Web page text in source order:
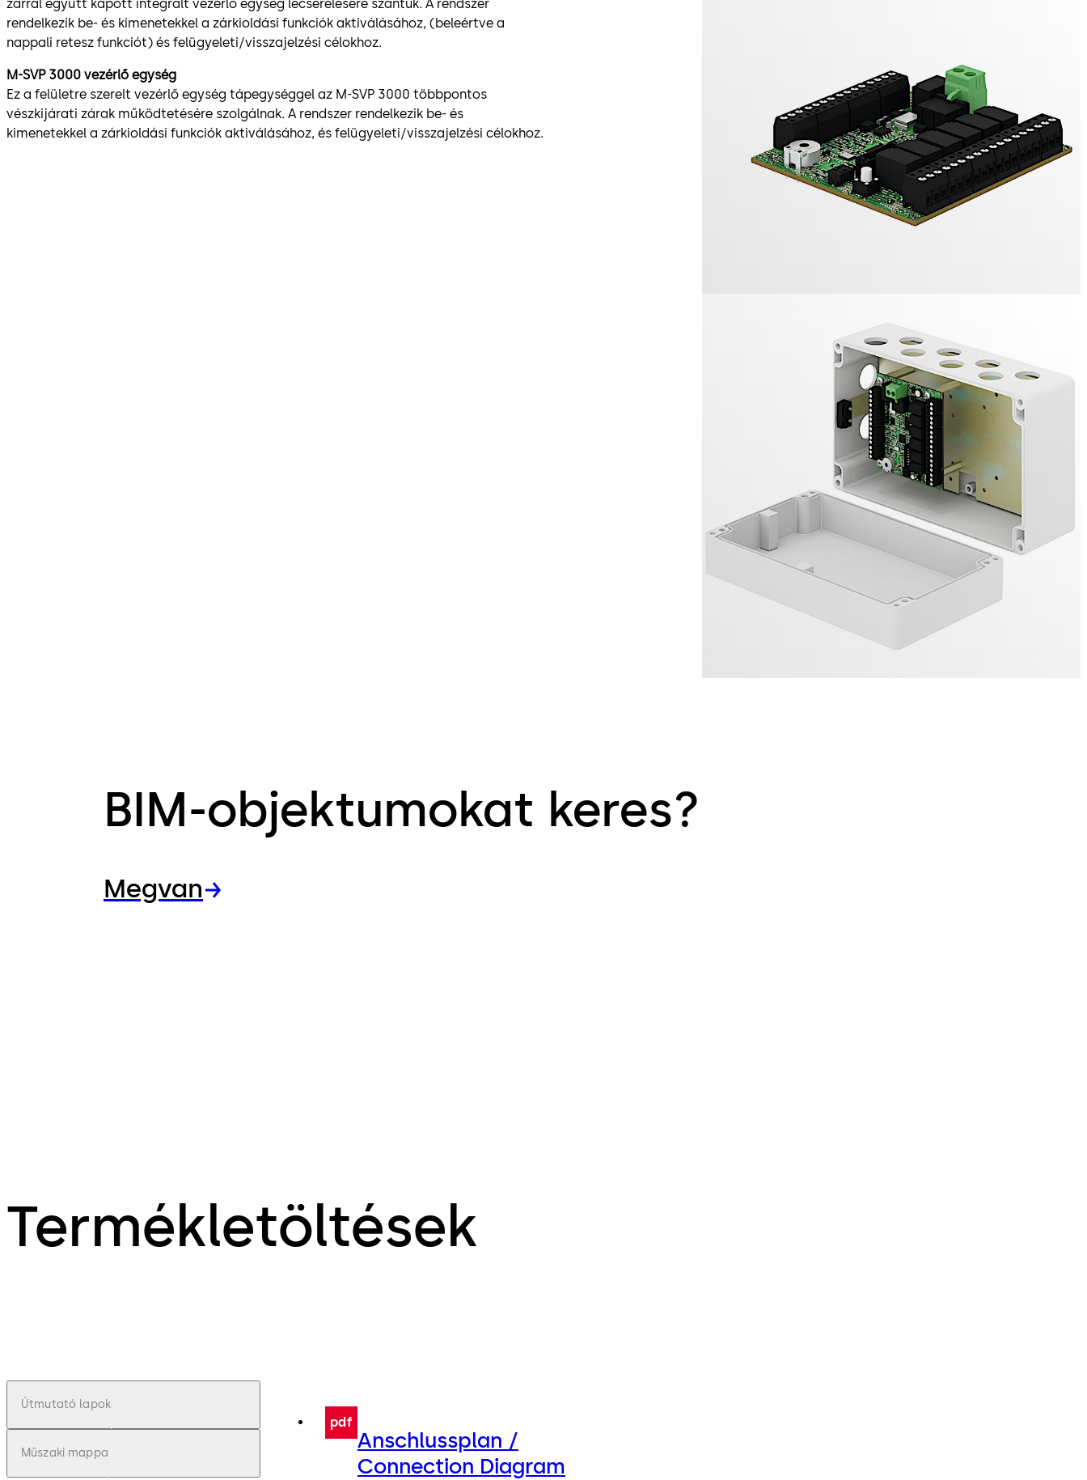
zárral együtt kapott integrált vezérlő egység lecserélésére szántuk. A rendszer
rendelkezik be- és kimenetekkel a zárkioldási funkciók aktiválásához, (beleértve a
nappali retesz funkciót) és felügyeleti/visszajelzési célokhoz.
M-SVP 3000 vezérlő egység
Ez a felületre szerelt vezérlő egység tápegységgel az M-SVP 3000 többpontos
vészkijárati zárak működtetésére szolgálnak. A rendszer rendelkezik be- és
kimenetekkel a zárkioldási funkciók aktiválásához, és felügyeleti/visszajelzési célokhoz.
BIM-objektumokat keres?
Megvan
Termékletöltések
Útmutató lapok
Műszaki mappa
pdf
Anschlussplan /
Connection Diagram